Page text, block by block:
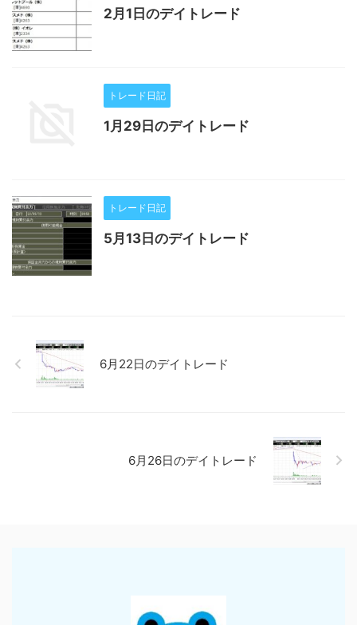
2月1日のデイトレード
トレード日記
1月29日のデイトレード
トレード日記
5月13日のデイトレード
6月22日のデイトレード
6月26日のデイトレード